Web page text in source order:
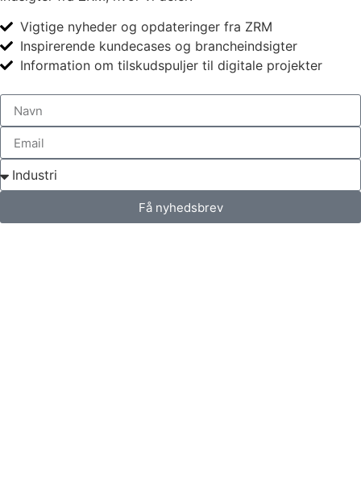
Vigtige nyheder og opdateringer fra ZRM
Inspirerende kundecases og brancheindsigter
Information om tilskudspuljer til digitale projekter
Få nyhedsbrev